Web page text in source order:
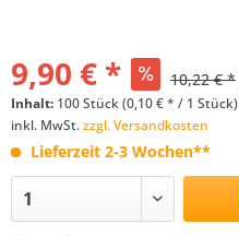
9,90 € * 10,22 € *
Inhalt: 100 Stück (0,10 € * / 1 Stück)
inkl. MwSt.zzgl. Versandkosten
Lieferzeit 2-3 Wochen**